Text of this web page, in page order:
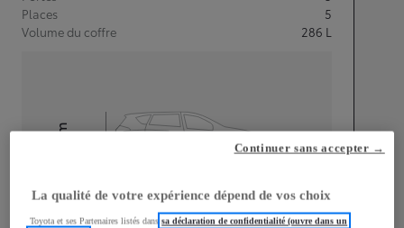
Places
5
Volume du coffre
286 L
3 940mm
mm
La qualité de votre expérience dépend de vos choix
Toyota et ses Partenaires listés danssa déclaration de confidentialité (ouvre dans un
Continuer sans accepter →